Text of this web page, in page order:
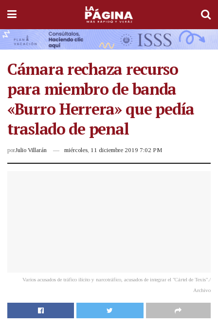
Cámara rechaza recurso
para miembro de banda
«Burro Herrera» que pedía
traslado de penal
porJulio Villarán miércoles, 11 diciembre 2019 7:02 PM
Varios acusados de tráfico ilícito y narcotráfico, acusados de integrar el "Cártel de Texis"./
Archivo